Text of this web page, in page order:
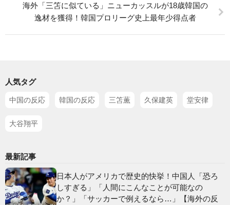
海外「三笘に似ている」ニューカッスルが18歳韓国の
逸材を獲得！韓国プロリーグ史上最年少得点者
人気タグ
中国の反応 韓国の反応 三笘薫 久保建英 堂安律
大谷翔平
最新記事
日本人がアメリカで歴史的快挙！中国人「恐ろ
しすぎる」「人間にこんなことが可能なの
か？」「サッカーで例えるなら…」【海外の反